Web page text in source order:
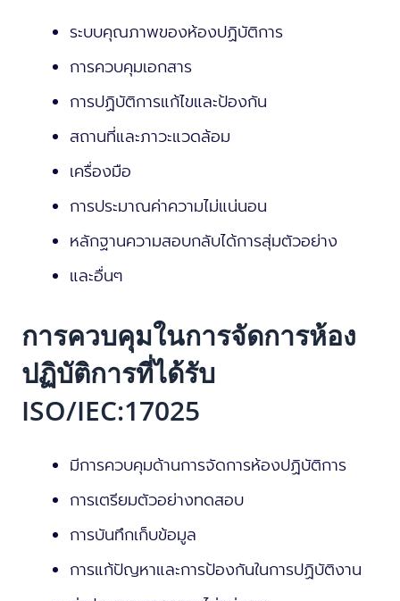
ระบบคุณภาพของห้องปฏิบัติการ
การควบคุมเอกสาร
การปฏิบัติการแก้ไขและป้องกัน
สถานที่และภาวะแวดล้อม
เครื่องมือ
การประมาณค่าความไม่แน่นอน
หลักฐานความสอบกลับได้การสุ่มตัวอย่าง
และอื่นๆ
การควบคุมในการจัดการห้อง
ปฏิบัติการที่ได้รับ
ISO/IEC:17025
มีการควบคุมด้านการจัดการห้องปฏิบัติการ
การเตรียมตัวอย่างทดสอบ
การบันทึกเก็บข้อมูล
การแก้ปัญหาและการป้องกันในการปฏิบัติงาน